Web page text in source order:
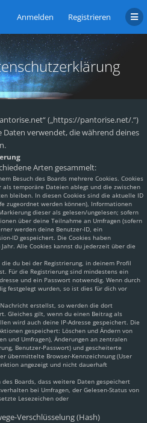
Anmelden Registrieren
(„https://pantorise.net/.“)
Daten verwendet, die während deines
Arten gesammelt:
Besuch des Boards mehrere Cookies. Cookies
temporäre Dateien ablegt und die zwischen
bleiben. In diesen Cookies sind die aktuelle ID
zugeordnet werden können), Informationen
dieser als gelesen/ungelesen; sofern
über deine Teilnahme an Umfragen (sofern
werden deine Benutzer-ID, ein
ID gespeichert. Die Cookies haben
Alle Cookies kannst du jederzeit über die
du bei der Registrierung, in deinem Profil
Für die Registrierung sind mindestens ein
und ein Passwort notwendig. Wenn durch
festgelegt wurden, so ist dies für dich vor
erstellst, so werden die dort
Gleiches gilt, wenn du einen Beitrag als
wird auch deine IP-Adresse gespeichert. Die
gespeichert: Löschen und Ändern von
und Umfragen), Änderungen an zentralen
Benutzer-Passwort) und gescheiterte
übermittelte Browser-Kennzeichnung (User
angezeigt und nicht dauerhaft
Boards, dass weitere Daten gespeichert
bei Umfragen, der Gelesen-Status von
Lesezeichen oder
Verschlüsselung (Hash)